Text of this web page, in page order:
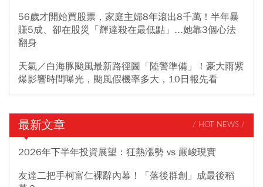
56歲才開始買股票，家庭主婦8年滾出8千萬！半年暴
賺5成、卻在股災「輝達殺在最低點」...她靠3個心法
翻身
天氣／白海豚颱風最新路徑圖「陸警準備」！豪大雨紫
爆影響時間曝光，颱風假機率多大，10日報先看
最新文章 / HOT NEWS /
2026年下半年投資展望：狂熱漲勢 vs 嚴峻現實
友達二把手柯富仁裸辭內幕！「落後群創」成最後稻